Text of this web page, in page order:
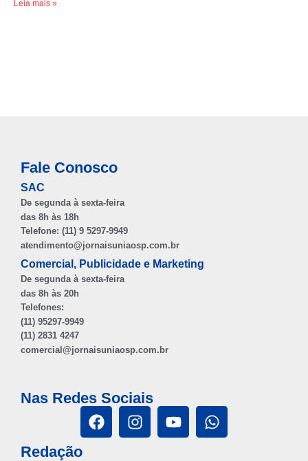
Leia mais »
Fale Conosco
SAC
De segunda à sexta-feira
das 8h às 18h
Telefone: (11) 9 5297-9949
atendimento@jornaisuniaosp.com.br
Comercial, Publicidade e Marketing
De segunda à sexta-feira
das 8h às 20h
Telefones:
(11) 95297-9949
(11) 2831 4247
comercial@jornaisuniaosp.com.br
Nas Redes Sociais
Redação